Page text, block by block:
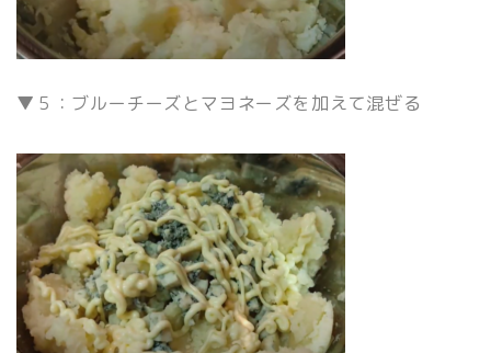
▼５：ブルーチーズとマヨネーズを加えて混ぜる